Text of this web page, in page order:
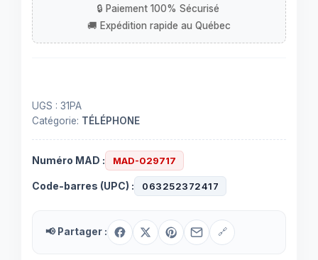
sans-
fil
Ni-
830
mAh
UGS : 31PA
Catégorie: TÉLÉPHONE
Numéro MAD : MAD-029717
Code-barres (UPC) : 063252372417
📢 Partager : 🔗